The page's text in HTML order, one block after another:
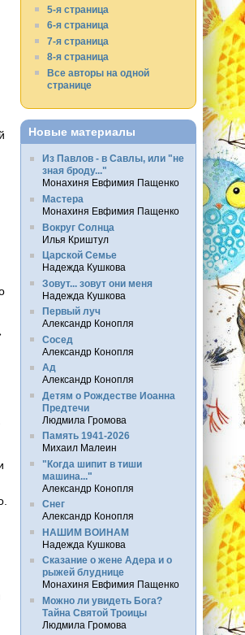
5-я страница
6-я страница
7-я страница
8-я страница
Все авторы на одной
странице
Новые материалы
Из Павлов - в Савлы, или "не
зная броду..."
Монахиня Евфимия Пащенко
Мастера
Монахиня Евфимия Пащенко
Вокруг Солнца
Илья Криштул
Царской Семье
Надежда Кушкова
Зовут... зовут они меня
Надежда Кушкова
Первый луч
Александр Конопля
Сосед
Александр Конопля
Ад
Александр Конопля
Детям о Рождестве Иоанна
Предтечи
Людмила Громова
Память 1941-2026
Михаил Малеин
"Когда шипит в тиши
машина..."
Александр Конопля
Снег
Александр Конопля
НАШИМ ВОИНАМ
Надежда Кушкова
Сказание о жене Адера и о
рыжей блуднице
Монахиня Евфимия Пащенко
Можно ли увидеть Бога?
Тайна Святой Троицы
Людмила Громова